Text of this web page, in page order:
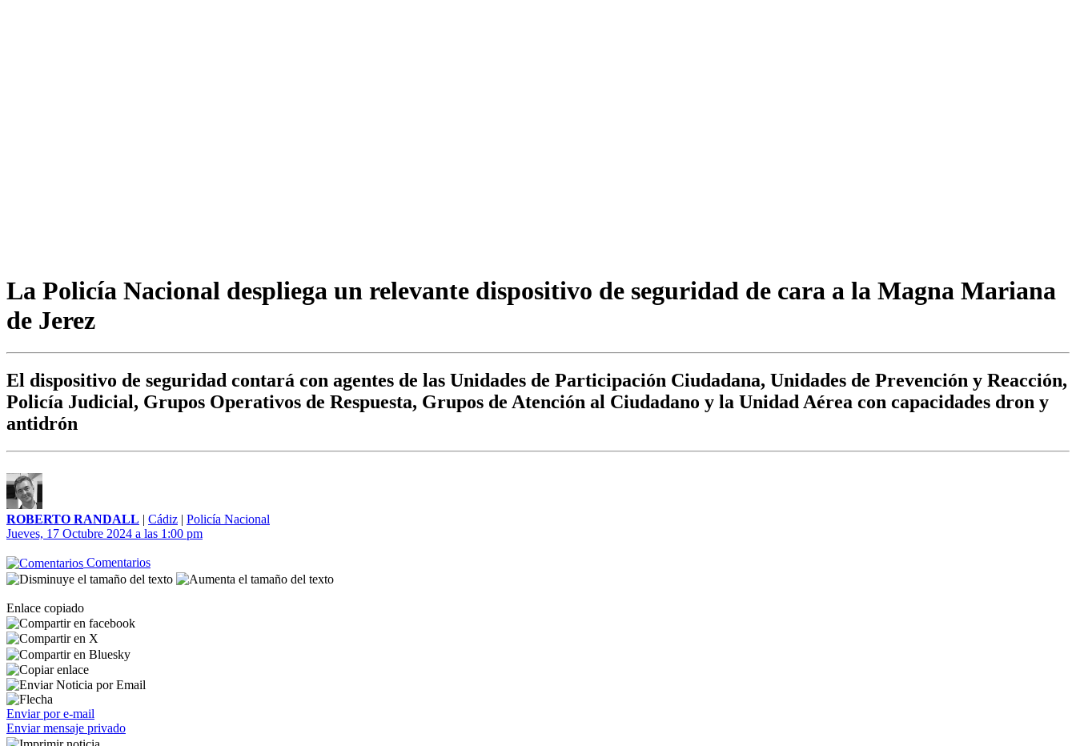
La Policía Nacional despliega un relevante dispositivo de seguridad de cara a la Magna Mariana
de Jerez
El dispositivo de seguridad contará con agentes de las Unidades de Participación Ciudadana, Unidades de Prevención y Reacción,
Policía Judicial, Grupos Operativos de Respuesta, Grupos de Atención al Ciudadano y la Unidad Aérea con capacidades dron y
antidrón
ROBERTO RANDALL | Cádiz | Policía Nacional
Jueves, 17 Octubre 2024 a las 1:00 pm
Comentarios
Enlace copiado
Enviar por e-mail
Enviar mensaje privado